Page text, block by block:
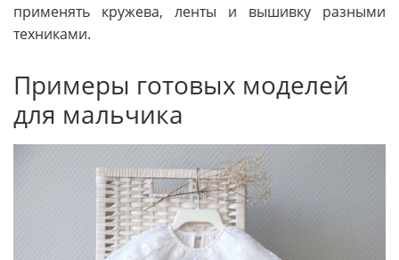
применять кружева, ленты и вышивку разными
техниками.
Примеры готовых моделей
для мальчика